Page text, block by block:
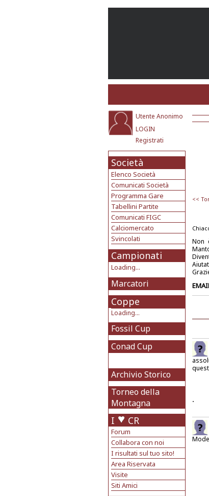
Utente Anonimo
LOGIN
Registrati
Società
Elenco Società
Comunicati Società
Programma Gare
Tabellini Partite
Comunicati FIGC
Calciomercato
Svincolati
Campionati
Loading...
Marcatori
Coppe
Loading...
Fossil Cup
Conad Cup
Archivio Storico
Torneo della
Montagna
I CR
Forum
Collabora con noi
I risultati sul tuo sito!
Area Riservata
Visite
Siti Amici
<<
Non
.